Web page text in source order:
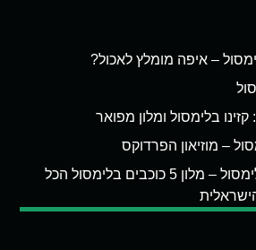
– איפה מומלץ לאכול?
בלימסול ומלון מפואר
– מוזיאון הפרדוקס
לאונרדו גרנד ריזורט לימסול – מלון 5 כוכבים בלימסול הכל